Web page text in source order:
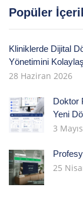
Popüler
Kliniklerde Dijital
Yönetimini
28 Haziran 2026
Doktor
Yeni
3
25